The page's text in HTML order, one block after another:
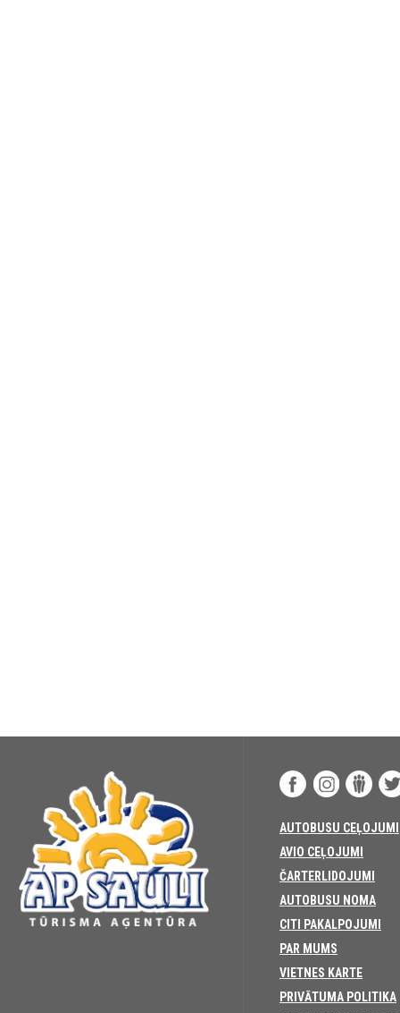
AUTOBUSU CEĻOJUMI
AVIO CEĻOJUMI
ČARTERLIDOJUMI
AUTOBUSU NOMA
CITI PAKALPOJUMI
PAR MUMS
VIETNES KARTE
PRIVĀTUMA POLITIKA